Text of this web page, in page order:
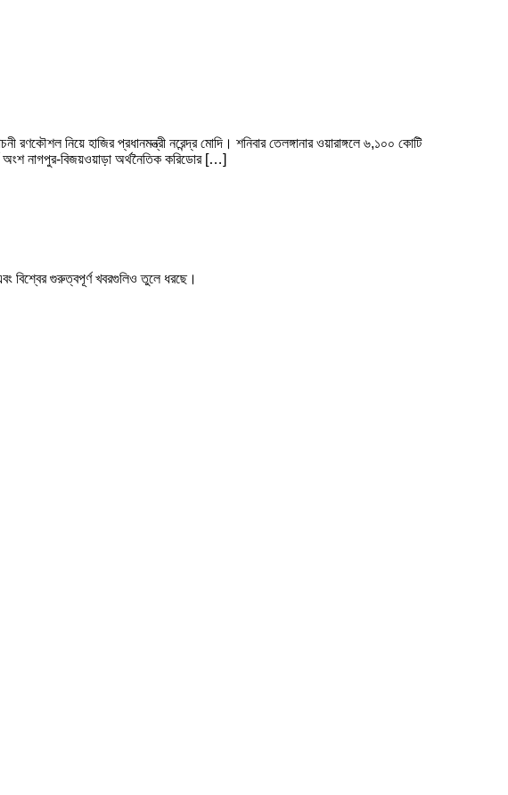
নিয়ে হাজির প্রধানমন্ত্রী নরেন্দ্র মোদি। শনিবার তেলঙ্গানার ওয়ারাঙ্গলে ৬,১০০ কোটি
অংশ নাগপুর-বিজয়ওয়াড়া অর্থনৈতিক করিডোর […]
বিশ্বের গুরুত্বপূর্ণ খবরগুলিও তুলে ধরছে।